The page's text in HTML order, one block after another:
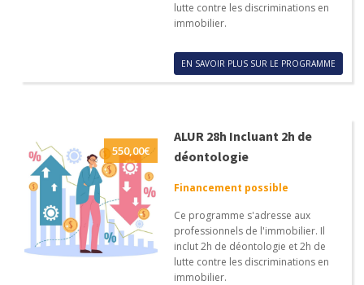
lutte contre les discriminations en
immobilier.
EN SAVOIR PLUS SUR LE PROGRAMME
550,00€
ALUR 28h Incluant 2h de
déontologie
Financement possible
Ce programme s'adresse aux
professionnels de l'immobilier. Il
inclut 2h de déontologie et 2h de
lutte contre les discriminations en
immobilier.